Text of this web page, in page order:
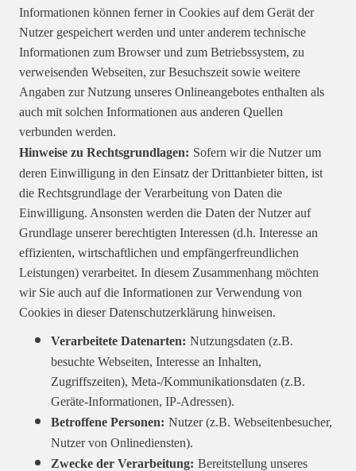
Informationen können ferner in Cookies auf dem Gerät der
Nutzer gespeichert werden und unter anderem technische
Informationen zum Browser und zum Betriebssystem, zu
verweisenden Webseiten, zur Besuchszeit sowie weitere
Angaben zur Nutzung unseres Onlineangebotes enthalten als
auch mit solchen Informationen aus anderen Quellen
verbunden werden.
Hinweise zu Rechtsgrundlagen: Sofern wir die Nutzer um
deren Einwilligung in den Einsatz der Drittanbieter bitten, ist
die Rechtsgrundlage der Verarbeitung von Daten die
Einwilligung. Ansonsten werden die Daten der Nutzer auf
Grundlage unserer berechtigten Interessen (d.h. Interesse an
effizienten, wirtschaftlichen und empfängerfreundlichen
Leistungen) verarbeitet. In diesem Zusammenhang möchten
wir Sie auch auf die Informationen zur Verwendung von
Cookies in dieser Datenschutzerklärung hinweisen.
Verarbeitete Datenarten: Nutzungsdaten (z.B.
besuchte Webseiten, Interesse an Inhalten,
Zugriffszeiten), Meta-/Kommunikationsdaten (z.B.
Geräte-Informationen, IP-Adressen).
Betroffene Personen: Nutzer (z.B. Webseitenbesucher,
Nutzer von Onlinediensten).
Zwecke der Verarbeitung: Bereitstellung unseres